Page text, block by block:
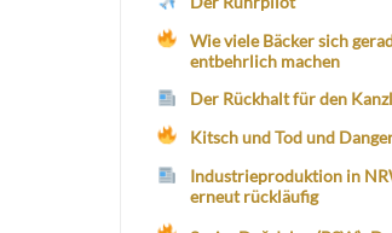
Wie viele Bäcker sich
entbehrlich machen
Der Rückhalt für den
Kitsch und Tod und
Industrieproduktion in
erneut rückläufig